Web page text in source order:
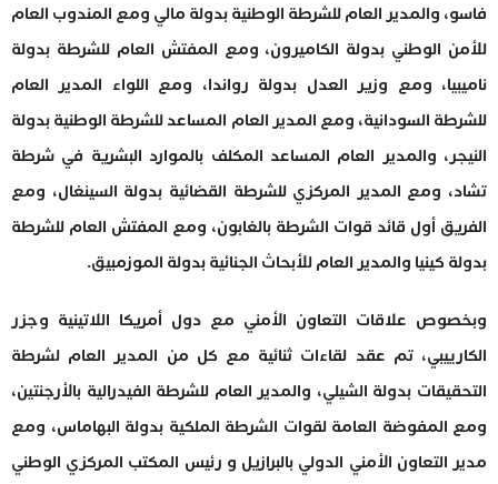
فاسو، والمدير العام للشرطة الوطنية بدولة مالي ومع المندوب العام
للأمن الوطني بدولة الكاميرون، ومع المفتش العام للشرطة بدولة
ناميبيا، ومع وزير العدل بدولة رواندا، ومع اللواء المدير العام
للشرطة السودانية، ومع المدير العام المساعد للشرطة الوطنية بدولة
النيجر، والمدير العام المساعد المكلف بالموارد البشرية في شرطة
تشاد، ومع المدير المركزي للشرطة القضائية بدولة السينغال، ومع
الفريق أول قائد قوات الشرطة بالغابون، ومع المفتش العام للشرطة
بدولة كينيا والمدير العام للأبحاث الجنائية بدولة الموزمبيق.
وبخصوص علاقات التعاون الأمني مع دول أمريكا اللاتينية وجزر
الكارييبي، تم عقد لقاءات ثنائية مع كل من المدير العام لشرطة
التحقيقات بدولة الشيلي، والمدير العام للشرطة الفيدرالية بالأرجنتين،
ومع المفوضة العامة لقوات الشرطة الملكية بدولة البهاماس، ومع
مدير التعاون الأمني الدولي بالبرازيل و رئيس المكتب المركزي الوطني